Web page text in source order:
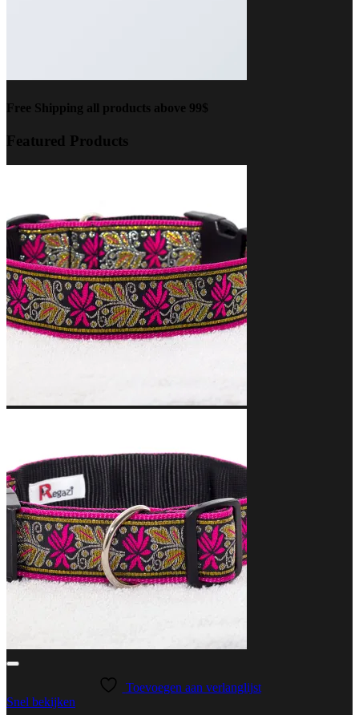
Free Shipping all products above 99$
Featured Products
Toevoegen aan verlanglijst
Snel bekijken